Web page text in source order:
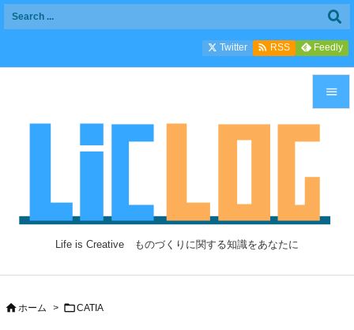
Life is Creative ものづくりに関する知識をあなたに

前へ

Twitter  RSS Feedly
ホーム > CATIA